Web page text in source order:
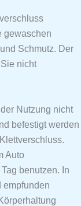
gewaschen
Schmutz. Der
nicht
Nutzung nicht
befestigt werden
Auto
benutzen. In
empfunden